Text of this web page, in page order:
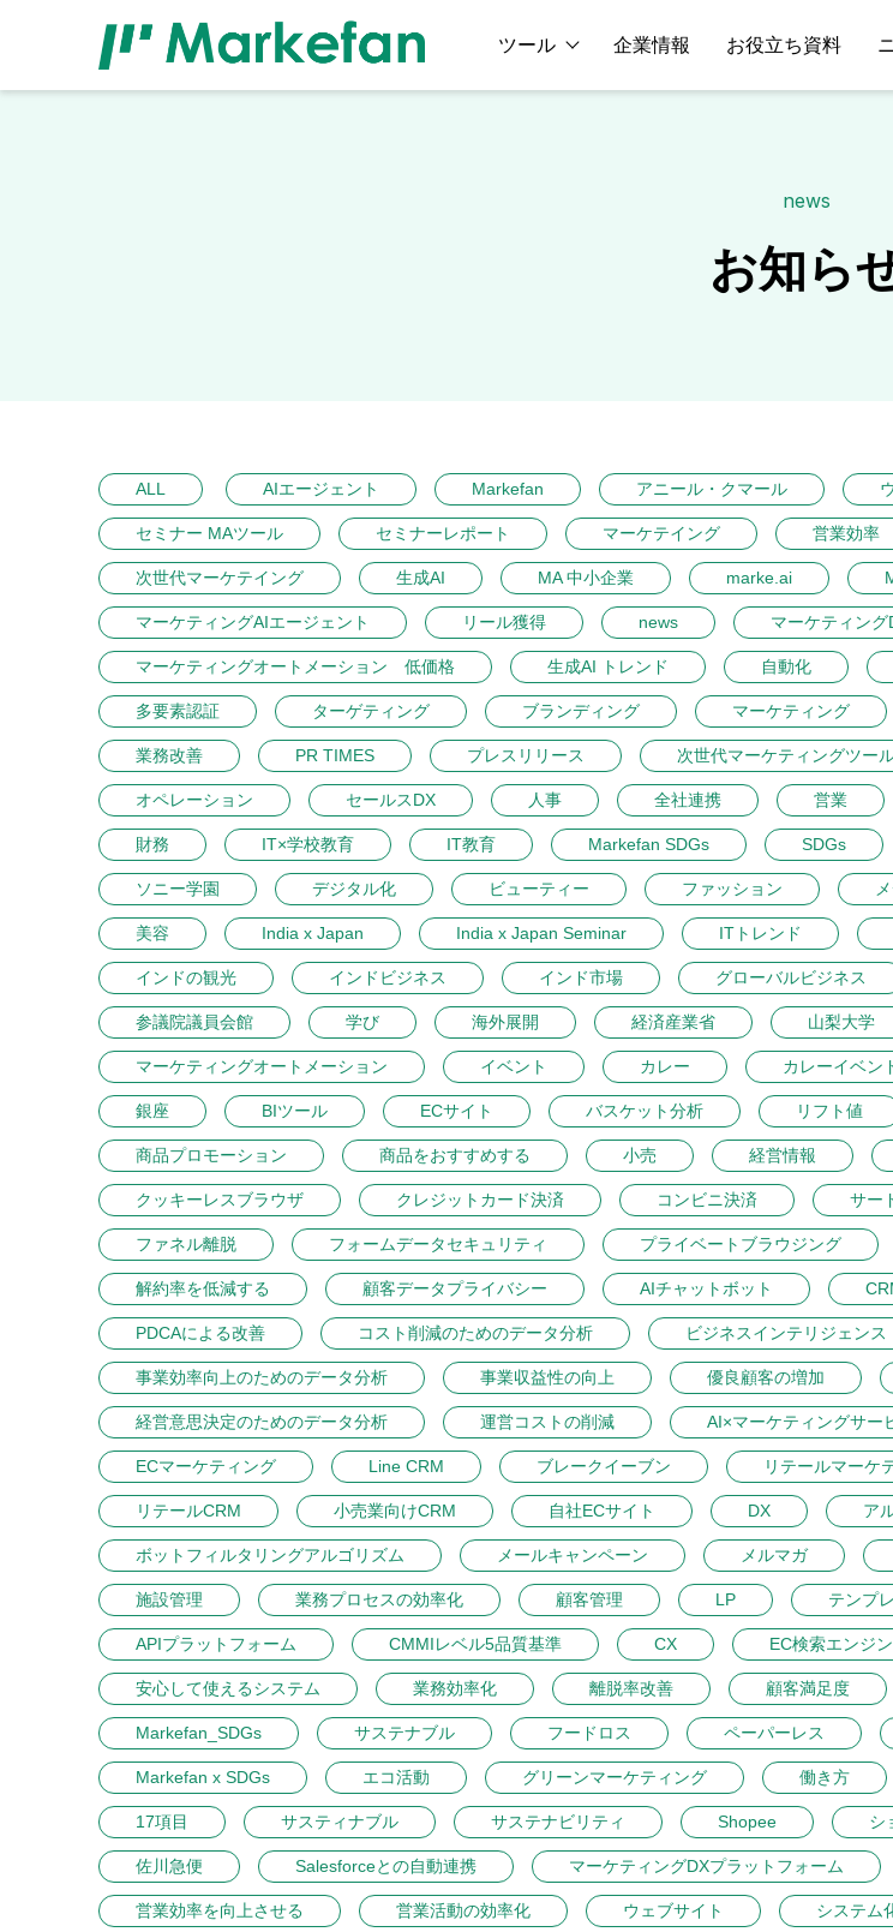
ツール 企業情報 お役立ち資料
news
お知ら
ALL AIエージェント Markefan アニール・クマール
セミナー MAツール セミナーレポート マーケテイング 営業効率
次世代マーケテイング 生成AI MA 中小企業 marke.ai
マーケティングAIエージェント リール獲得 news マーケティング
マーケティングオートメーション 低価格 生成AI トレンド 自動化
多要素認証 ターゲティング ブランディング マーケティング
業務改善 PR TIMES プレスリリース 次世代マーケティングツー
オペレーション セールスDX 人事 全社連携 営業
財務 IT×学校教育 IT教育 Markefan SDGs SDGs
ソニー学園 デジタル化 ビューティー ファッション
美容 India x Japan India x Japan Seminar ITトレンド
インドの観光 インドビジネス インド市場 グローバルビジネス
参議院議員会館 学び 海外展開 経済産業省 山梨大学
マーケティングオートメーション イベント カレー カレーイベン
銀座 BIツール ECサイト バスケット分析 リフト値
商品プロモーション 商品をおすすめする 小売 経営情報
クッキーレスブラウザ クレジットカード決済 コンビニ決済 サー
ファネル離脱 フォームデータセキュリティ プライベートブラウジング
解約率を低減する 顧客データプライバシー AIチャットボット
PDCAによる改善 コスト削減のためのデータ分析 ビジネスインテリジェンス
事業効率向上のためのデータ分析 事業収益性の向上 優良顧客の増加
経営意思決定のためのデータ分析 運営コストの削減 AI×マーケティングサー
ECマーケティング Line CRM ブレークイーブン リテールマーケ
リテールCRM 小売業向けCRM 自社ECサイト DX ア
ボットフィルタリングアルゴリズム メールキャンペーン メルマガ
施設管理 業務プロセスの効率化 顧客管理 LP テンプ
APIプラットフォーム CMMIレベル5品質基準 CX EC検索エンジン
安心して使えるシステム 業務効率化 離脱率改善 顧客満足度
Markefan_SDGs サステナブル フードロス ペーパーレス
Markefan x SDGs エコ活動 グリーンマーケティング 働き方
17項目 サスティナブル サステナビリティ Shopee シ
佐川急便 Salesforceとの自動連携 マーケティングDXプラットフォーム
営業効率を向上させる 営業活動の効率化 ウェブサイト システム